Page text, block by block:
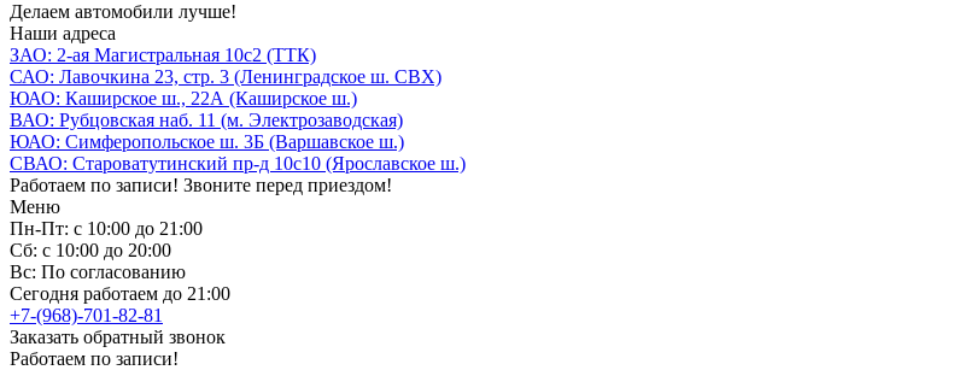
Делаем автомобили лучше!
Наши адреса
ЗАО: 2-ая Магистральная 10с2 (ТТК)
САО: Лавочкина 23, стр. 3 (Ленинградское ш. СВХ)
ЮАО: Каширское ш., 22А (Каширское ш.)
ВАО: Рубцовская наб. 11 (м. Электрозаводская)
ЮАО: Симферопольское ш. 3Б (Варшавское ш.)
СВАО: Староватутинский пр-д 10с10 (Ярославское ш.)
Работаем по записи! Звоните перед приездом!
Меню
Пн-Пт: с 10:00 до 21:00
Сб: с 10:00 до 20:00
Вс: По согласованию
Сегодня работаем до 21:00
+7-(968)-701-82-81
Заказать обратный звонок
Работаем по записи!